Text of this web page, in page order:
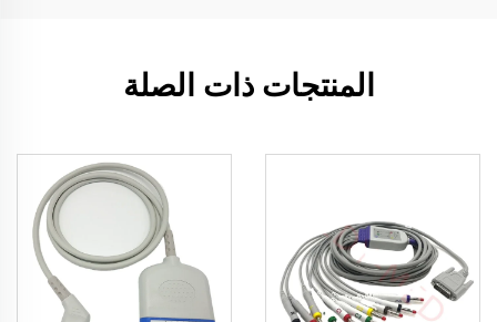
المنتجات ذات الصلة